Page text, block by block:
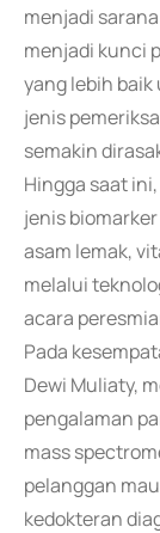
menjadi
menjadi kunci
yang lebih
jenis
semakin
Hingga saat
jenis
asam lemak,
melalui
acara
Pada
Dewi Muliaty,
pengalaman
mass
pelanggan
kedokteran